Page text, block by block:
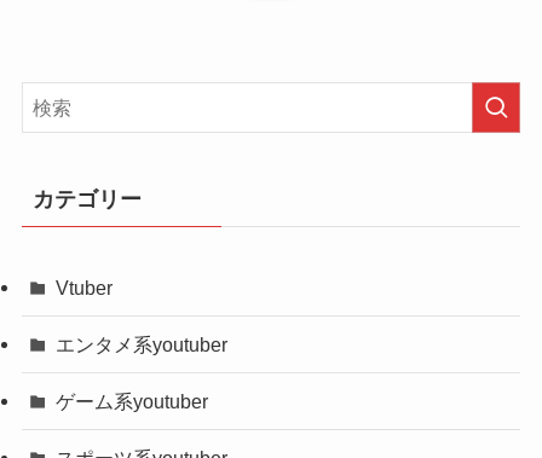
カテゴリー
Vtuber
エンタメ系youtuber
ゲーム系youtuber